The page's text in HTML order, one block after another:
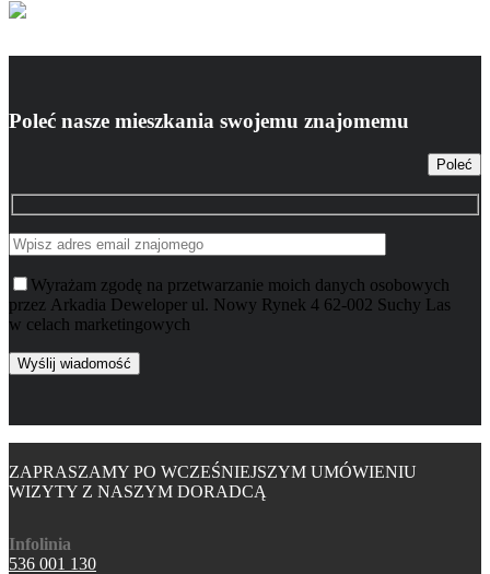
Poleć nasze mieszkania swojemu znajomemu
Poleć
Wyrażam zgodę na przetwarzanie moich danych osobowych
przez Arkadia Deweloper ul. Nowy Rynek 4 62-002 Suchy Las
w celach marketingowych
ZAPRASZAMY PO WCZEŚNIEJSZYM UMÓWIENIU
WIZYTY Z NASZYM DORADCĄ
Infolinia
536 001 130